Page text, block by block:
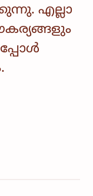
എല്ലാ